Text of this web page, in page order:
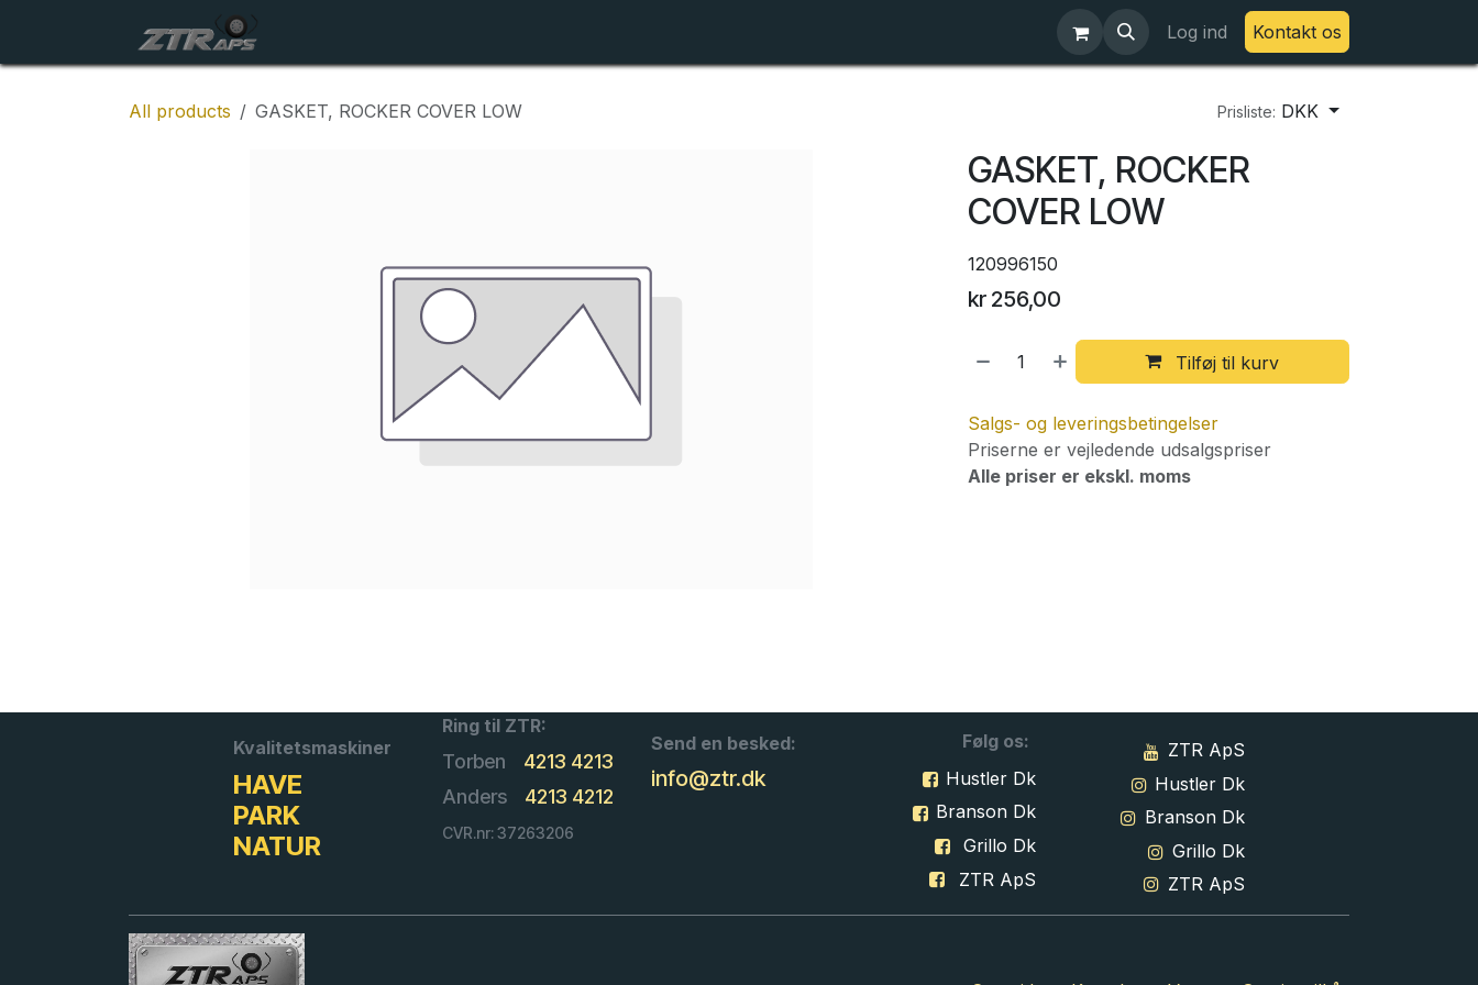
Log ind Kontakt os
All products GASKET, ROCKER COVER LOW Prisliste: DKK
GASKET, ROCKER
COVER LOW
120996150
kr 256,00
Tilføj til kurv
Salgs- og leveringsbetingelser
Priserne er vejledende udsalgspriser
Alle priser er ekskl. moms
Kvalitetsmaskiner
HAVE
PARK
NATUR
Ring til ZTR:
Torben
4213 4213
Anders
4213 4212
CVR.nr: 37263206
Send en besked:
info@ztr.dk
Følg os:
Hustler Dk
Branson Dk
Grillo Dk
ZTR ApS
ZTR ApS
Hustler Dk
Branson Dk
Grillo Dk
ZTR ApS